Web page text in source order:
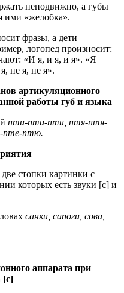
неподвижно, а губы
ими «желобка».
фразы, а дети
логопед произносит:
«И я, и я, и я». «Я
не я, не я».
артикуляционного
работы губ и языка
пти-пти-пти, птя-птя-
пте-птю.
стопки картинки с
которых есть звуки [с] и
санки, сапоги, сова,
аппарата при
[с]